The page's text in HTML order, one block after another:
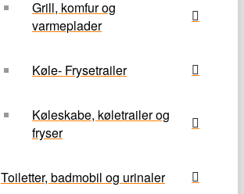
Grill, komfur og
varmeplader
Køle- Frysetrailer
Køleskabe, køletrailer og
fryser
Toiletter, badmobil og urinaler